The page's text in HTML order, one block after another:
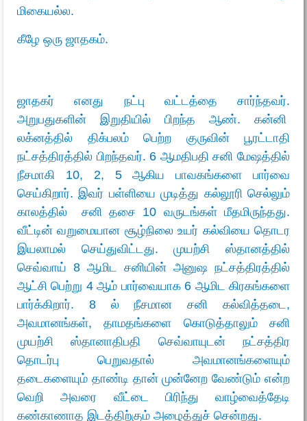
மிகையல்ல.
கீழே ஒரு ஜாதகம்.
ஜாதகர் எனது நட்பு வட்டத்தை சார்ந்தவர்.
அறுபதுகளின் இறுதியில் பிறந்த ஆண். கன்னி
லக்னத்தில் திக்பலம் பெற்ற குருவின் பூரட்டாதி
நட்சத்திரத்தில் பிறந்தவர். 6 ஆமதிபதி சனி மேஷத்தில்
நீசமாகி 10, 2, 5 ஆகிய பாவகங்களை பார்வை
செய்கிறார். இவர் பள்ளியை முடித்து கல்லூரி செல்லும்
காலத்தில் சனி தசை 10 வருடங்கள் மீதமிருந்தது.
வீட்டின் வறுமையான சூழ்நிலை உயர் கல்வியை தொடர
இயலாமல் செய்துவிட்டது. முயற்சி ஸ்தானத்தில்
செவ்வாய் 8 ஆமிட சனியின் அனுஷ நட்சத்திரத்தில்
ஆட்சி பெற்று 4 ஆம் பார்வையாக 6 ஆமிட கிரகங்களை
பார்க்கிறார். 8 ல் நீசமான சனி கல்வித்தடை,
அவமானங்கள், தாமதங்களை கொடுத்தாலும் சனி
முயற்சி ஸ்தானாதிபதி செவ்வாயுடன் நட்சத்திர
தொடர்பு பெறுவதால் அவமானங்களையும்
தடைகளையும் தாண்டி தான் முன்னேற வேண்டும் என்ற
வெறி அவரை வீட்டை பிரிந்து வாழ்வைத்தேடி
கண்காணாத இடத்திற்கும் அழைத்துச் சென்றது.